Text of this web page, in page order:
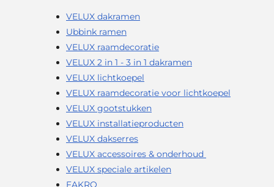
VELUX dakramen
Ubbink ramen
VELUX raamdecoratie
VELUX 2 in 1 - 3 in 1 dakramen
VELUX lichtkoepel
VELUX raamdecoratie voor lichtkoepel
VELUX gootstukken
VELUX installatieproducten
VELUX dakserres
VELUX accessoires & onderhoud
VELUX speciale artikelen
FAKRO